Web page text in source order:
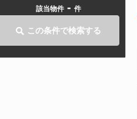
該当物件 - 件
この条件で検索する